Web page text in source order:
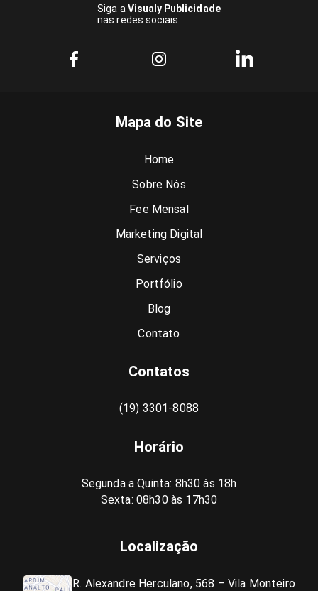
Siga a Visualy Publicidade
nas redes sociais
Mapa do Site
Home
Sobre Nós
Fee Mensal
Marketing Digital
Serviços
Portfólio
Blog
Contato
Contatos
(19) 3301-8088
Horário
Segunda a Quinta: 8h30 às 18h
Sexta: 08h30 às 17h30
Localização
R. Alexandre Herculano, 568 – Vila Monteiro